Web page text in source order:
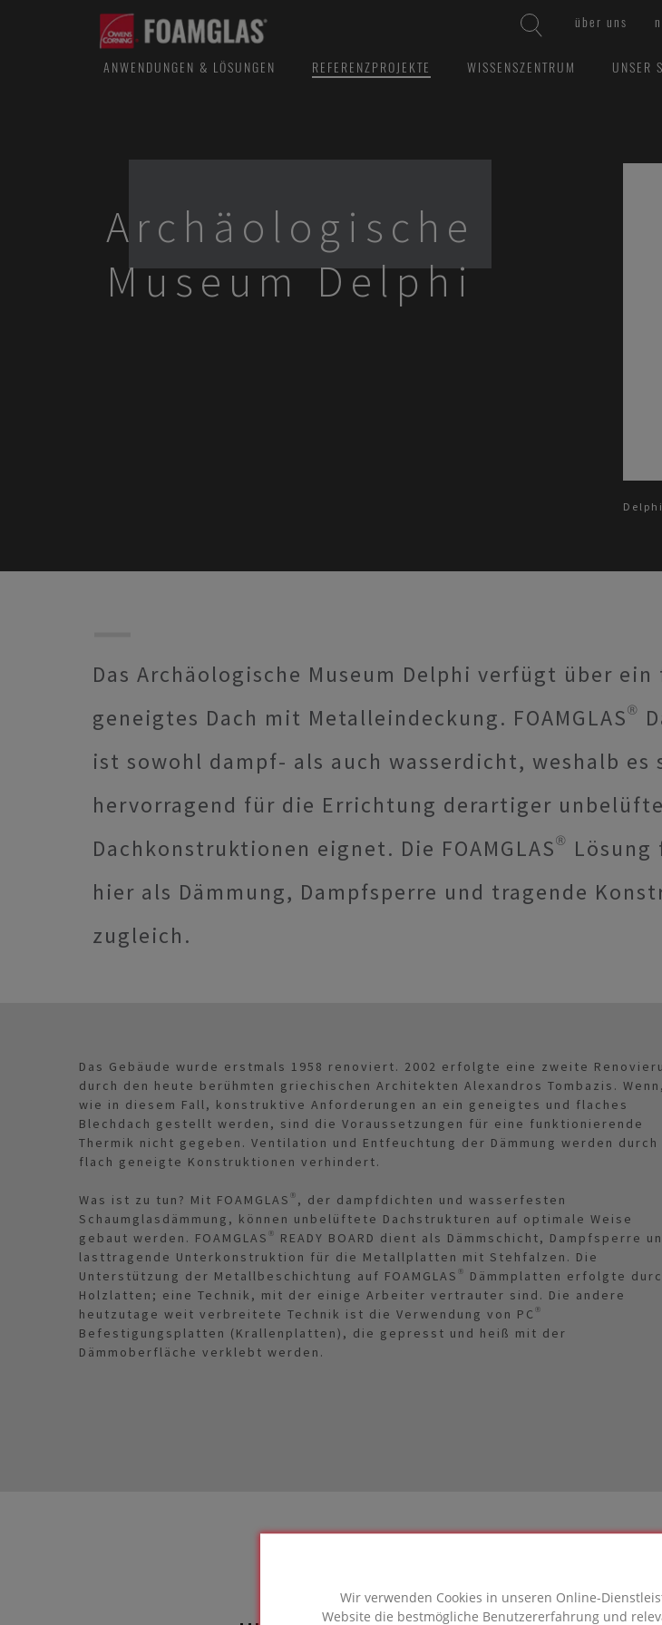
Wir verwenden Cookies in unseren Online-
Website die bestmögliche Benutzererfahrung und
über uns
ANWENDUNGEN & LÖSUNGEN REFERENZPROJEKTE WISSENSZENTRUM UNSER
Archäologische
Museum Delphi
Delphi
Das Archäologische Museum Delphi verfügt über ein
geneigtes Dach mit Metalleindeckung. FOAMGLAS®
ist sowohl dampf- als auch wasserdicht, weshalb es
hervorragend für die Errichtung derartiger
Dachkonstruktionen eignet. Die FOAMGLAS®
hier als Dämmung, Dampfsperre und tragende
zugleich.
Das Gebäude wurde erstmals 1958 renoviert. 2002 erfolgte eine zweite
durch den heute berühmten griechischen Architekten Alexandros Tombazis. Wenn,
wie in diesem Fall, konstruktive Anforderungen an ein geneigtes und flaches
Blechdach gestellt werden, sind die Voraussetzungen für eine funktionierende
Thermik nicht gegeben. Ventilation und Entfeuchtung der Dämmung werden durch
flach geneigte Konstruktionen verhindert.
Was ist zu tun? Mit FOAMGLAS®, der dampfdichten und wasserfesten
Schaumglasdämmung, können unbelüftete Dachstrukturen auf optimale Weise
gebaut werden. FOAMGLAS® READY BOARD dient als Dämmschicht, Dampfsperre
lasttragende Unterkonstruktion für die Metallplatten mit Stehfalzen. Die
Unterstützung der Metallbeschichtung auf FOAMGLAS® Dämmplatten erfolgte
Holzlatten; eine Technik, mit der einige Arbeiter vertrauter sind. Die andere
heutzutage weit verbreitete Technik ist die Verwendung von PC®
Befestigungsplatten (Krallenplatten), die gepresst und heiß mit der
Dämmoberfläche verklebt werden.